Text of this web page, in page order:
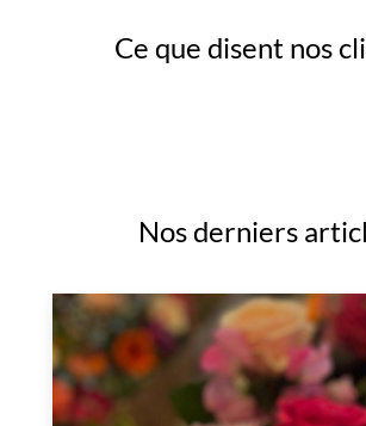
Ce que disent nos
Nos derniers